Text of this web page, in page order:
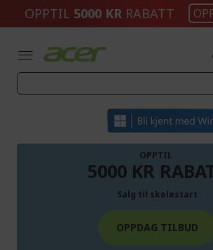
OPPTIL 5000 KR RABATT
OPPTIL
5000 KR
Salg til skolestart
OPPDAG TILBUD